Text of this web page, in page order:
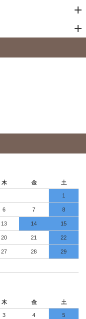
木 金 土
1
6 7 8
13 14 15
20 21 22
27 28 29
木 金 土
3 4 5